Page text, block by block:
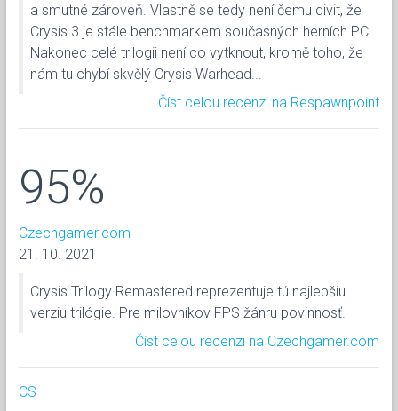
a smutné zároveň. Vlastně se tedy není čemu divit, že
Crysis 3 je stále benchmarkem současných herních PC.
Nakonec celé trilogii není co vytknout, kromě toho, že
nám tu chybí skvělý Crysis Warhead...
Číst celou recenzi na Respawnpoint
95%
Czechgamer.com
21. 10. 2021
Crysis Trilogy Remastered reprezentuje tú najlepšiu
verziu trilógie. Pre milovníkov FPS žánru povinnosť.
Číst celou recenzi na Czechgamer.com
CS